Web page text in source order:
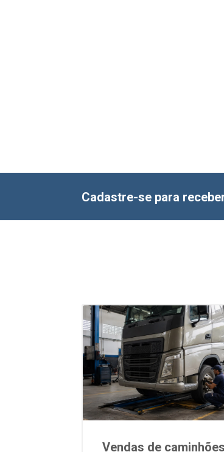
Cadastre-se para
Vendas de